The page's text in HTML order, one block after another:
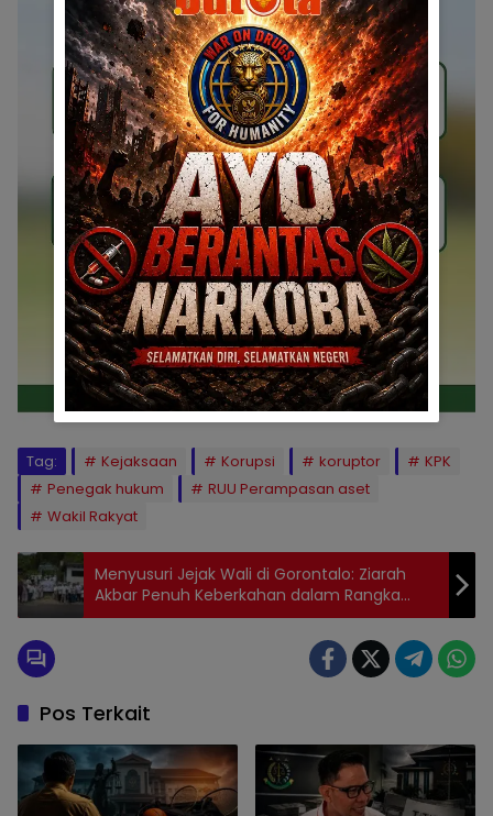
Tag: Kejaksaan Korupsi koruptor
KPK
Penegak hukum
RUU Perampasan aset
Wakil Rakyat
Menyusuri Jejak Wali di Gorontalo: Ziarah
Akbar Penuh Keberkahan dalam Rangka
Maulid Nabi 1447 H
Pos Terkait